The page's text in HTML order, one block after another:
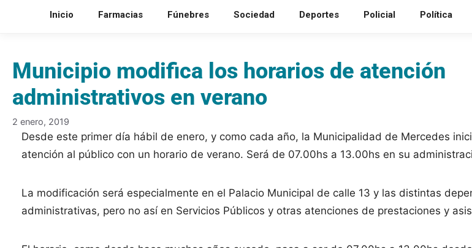
Inicio Farmacias Fúnebres Sociedad Deportes Policial Política
Municipio modifica los horarios de atención
administrativos en verano
2 enero, 2019
Desde este primer día hábil de enero, y como cada año, la Municipalidad de Mercedes
atención al público con un horario de verano. Será de 07.00hs a 13.00hs en su
La modificación será especialmente en el Palacio Municipal de calle 13 y las distintas
administrativas, pero no así en Servicios Públicos y otras atenciones de prestaciones y